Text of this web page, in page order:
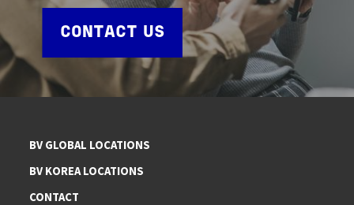
CONTACT US
BV GLOBAL LOCATIONS
BV KOREA LOCATIONS
CONTACT